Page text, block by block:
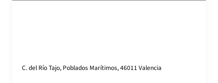
C. del Río Tajo, Poblados Marítimos, 46011 Valencia